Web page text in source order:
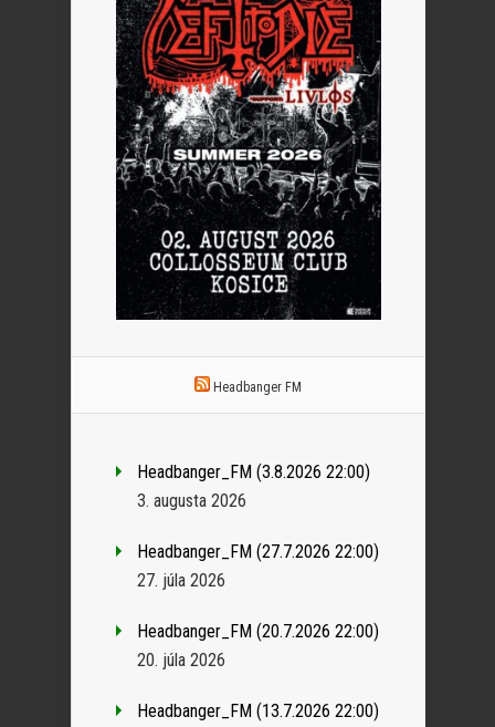
Headbanger FM
Headbanger_FM (3.8.2026 22:00)
3. augusta 2026
Headbanger_FM (27.7.2026 22:00)
27. júla 2026
Headbanger_FM (20.7.2026 22:00)
20. júla 2026
Headbanger_FM (13.7.2026 22:00)